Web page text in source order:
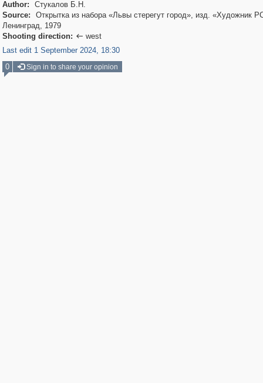
Author:
Стукалов Б.Н.
Source:
Открытка из набора «Львы стерегут город», изд. «Художник
Ленинград, 1979
Shooting direction:  west
Last edit 1 September 2024, 18:30
0
Sign in to share your opinion